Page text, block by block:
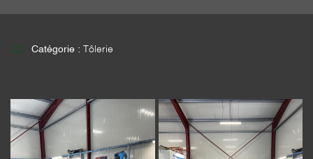
 Adresse email de réception
Recopier le code ci-contre
 Catégorie : Tôlerie